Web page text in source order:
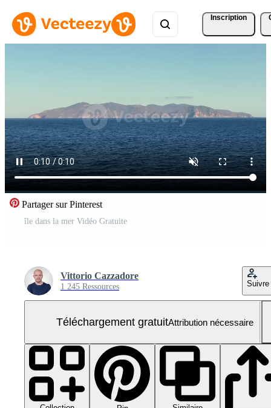
Inscription
Partager sur Pinterest
île dans la mer Vidéo Gratuite
Vittorio Cazzadore
1 245 Ressources Suivre
Téléchargement gratuitAttribution nécessaire